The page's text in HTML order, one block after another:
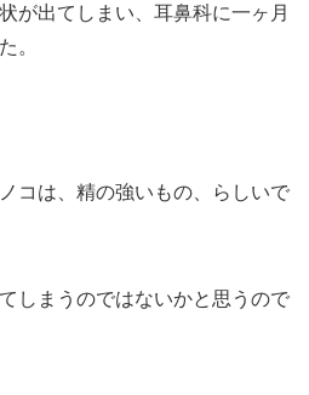
が出てしまい、耳鼻科に一ヶ月
。
コは、精の強いもの、らしいで
しまうのではないかと思うので